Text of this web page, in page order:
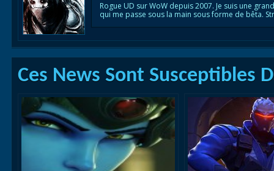
Rogue UD sur WoW depuis 2007. Je suis une
qui me passe sous la main sous forme de bêta.
Ces News Sont Susceptibles